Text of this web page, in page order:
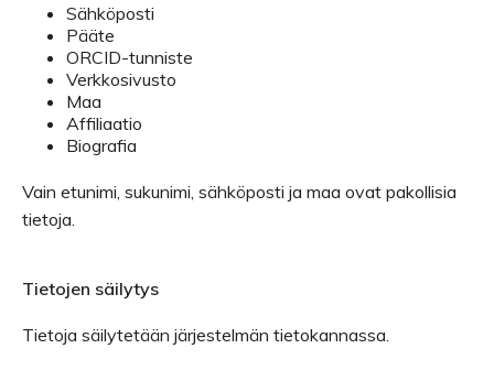
Sähköposti
Pääte
ORCID-tunniste
Verkkosivusto
Maa
Affiliaatio
Biografia
Vain etunimi, sukunimi, sähköposti ja maa ovat pakollisia
tietoja.
Tietojen säilytys
Tietoja säilytetään järjestelmän tietokannassa.